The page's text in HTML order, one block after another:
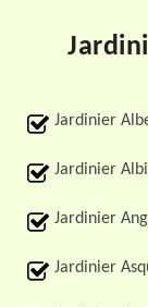
Jardinier
Jardinier
Jardinier
Jardinier